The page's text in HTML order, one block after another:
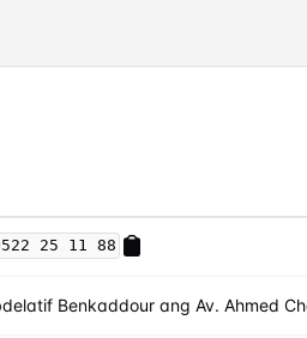
25 11 88
Benkaddour ang Av. Ahmed